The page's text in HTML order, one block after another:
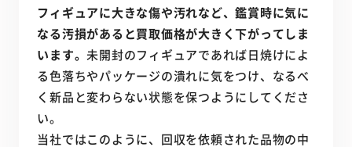
フィギュアに大きな傷や汚れなど、鑑賞時に気に
なる汚損があると買取価格が大きく下がってしま
います。 未開封のフィギュアであれば日焼けによ
る色落ちやパッケージの潰れに気をつけ、なるべ
く新品と変わらない状態を保つようにしてくださ
い。
当社ではこのように、回収を依頼された品物の中